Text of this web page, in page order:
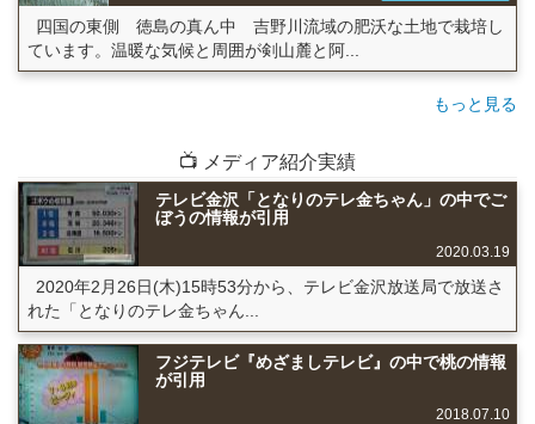
四国の東側 徳島の真ん中 吉野川流域の肥沃な土地で栽培し
ています。温暖な気候と周囲が剣山麓と阿...
もっと見る
📺 メディア紹介実績
テレビ金沢「となりのテレ金ちゃん」の中でご
ぼうの情報が引用
2020.03.19
2020年2月26日(木)15時53分から、テレビ金沢放送局で放送さ
れた「となりのテレ金ちゃん...
フジテレビ『めざましテレビ』の中で桃の情報
が引用
2018.07.10